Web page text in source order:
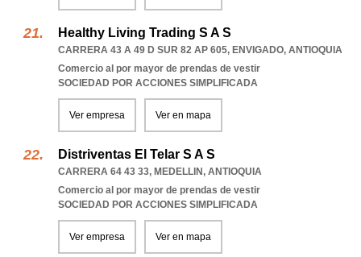
Healthy Living Trading S A S
CARRERA 43 A 49 D SUR 82 AP 605, ENVIGADO, ANTIOQUIA
Comercio al por mayor de prendas de vestir
SOCIEDAD POR ACCIONES SIMPLIFICADA
Ver empresa Ver en mapa
Distriventas El Telar S A S
CARRERA 64 43 33, MEDELLIN, ANTIOQUIA
Comercio al por mayor de prendas de vestir
SOCIEDAD POR ACCIONES SIMPLIFICADA
Ver empresa Ver en mapa